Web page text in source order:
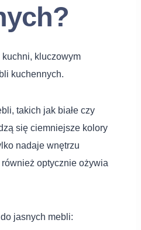
kluczowym
kuchennych.
takich jak białe czy
się ciemniejsze kolory
nadaje wnętrzu
optycznie ożywia
jasnych mebli: